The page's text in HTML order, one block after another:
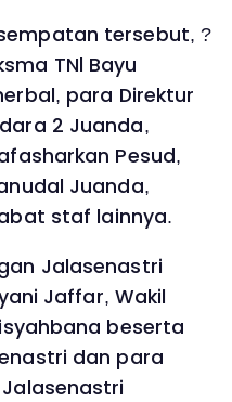
tersebut, ?
TNl Bayu
para Direktur
2 Juanda,
Pesud,
Juanda,
staf lainnya.
Jalasenastri
Jaffar, Wakil
beserta
dan para